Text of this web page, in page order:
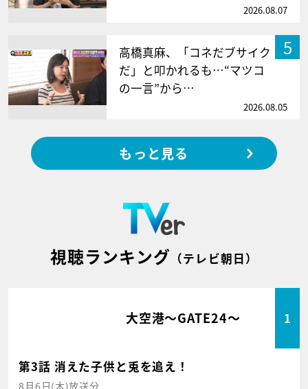
2026.08.07
5
高橋真麻、「コネだブサイク
だ」と叩かれるも…“マツコ
の一言”から…
2026.08.05
もっと見る
視聴ランキング （テレビ朝日）
大空港～GATE24～ 1
第3話 消えた子供と兎を追え！
8月6日(木)放送分